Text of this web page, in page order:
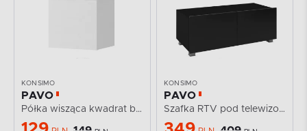
KONSIMO
PAVO
Półka wisząca kwadrat biały połysk
KONSIMO
PAVO
Szafka RTV pod telewizor czarny połysk 100cm